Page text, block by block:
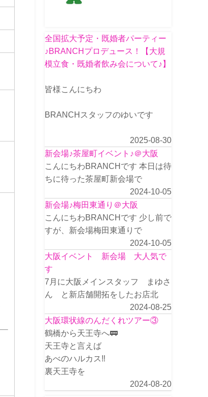
全国拡大予定・既婚者パーティー
♪BRANCHプロデュース！【大規
模立食・既婚者飲み会について♪】
皆様こんにちわ
BRANCHスタッフのゆいです
2025-08-30
新会場♪茶屋町イベント♪＠大阪
こんにちわBRANCHです 本日は待
ちに待った茶屋町新会場で
2024-10-05
新会場♪梅田東通り＠大阪
こんにちわBRANCHです 少し前で
すが、新会場梅田東通りで
2024-10-05
大阪イベント 新会場 大人気で
す
7月に大阪メインスタッフ まゆさ
ん と新店舗開拓をしたお店北
2024-08-25
大阪環状線のんだくれツアー③
鶴橋から天王寺へ🚃
天王寺と言えば
あべのハルカス‼️
裏天王寺を
2024-08-20